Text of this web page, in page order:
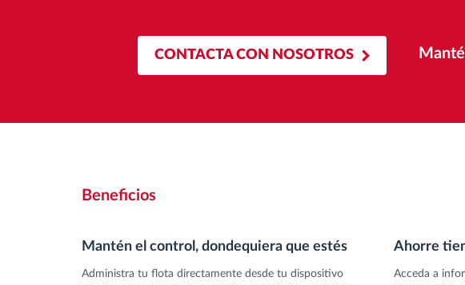
CONTACTA CON NOSOTROS
Beneficios
Mantén el control, dondequiera que estés
Administra tu flota directamente desde tu dispositivo
Ahorre
Acceda a